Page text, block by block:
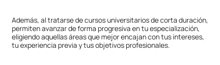
Además, al tratarse de cursos universitarios de corta duración,
permiten avanzar de forma progresiva en tu especialización,
eligiendo aquellas áreas que mejor encajan con tus intereses,
tu experiencia previa y tus objetivos profesionales.